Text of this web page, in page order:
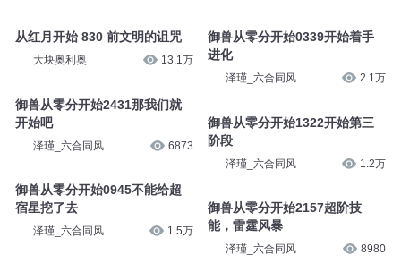
从红月开始 830 前文明的诅咒
大块奥利奥 13.1万
御兽从零分开始2431那我们就
开始吧
泽瑾_六合同风 6873
御兽从零分开始0945不能给超
宿星挖了去
泽瑾_六合同风 1.5万
御兽从零分开始0339开始着手
进化
泽瑾_六合同风 2.1万
御兽从零分开始1322开始第三
阶段
泽瑾_六合同风 1.2万
御兽从零分开始2157超阶技
能，雷霆风暴
泽瑾_六合同风 8980